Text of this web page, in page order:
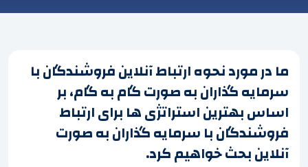
ما در مورد نحوه ارتباط آنلاین فروشندگان با
سرمایه گذاران به صورت گام به گام، بر
اساس بهترین استراتژی ها برای ارتباط
فروشندگان با سرمایه گذاران به صورت
آنلاین بحث خواهیم کرد.